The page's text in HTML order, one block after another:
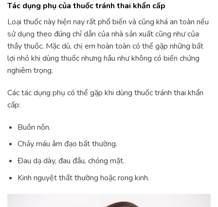
Tác dụng phụ của thuốc tránh thai khẩn cấp
Loại thuốc này hiện nay rất phổ biến và cũng khá an toàn nếu
sử dụng theo đúng chỉ dẫn của nhà sản xuất cũng như của
thầy thuốc. Mặc dù, chị em hoàn toàn có thể gặp những bất
lợi nhỏ khi dùng thuốc nhưng hầu như không có biến chứng
nghiêm trọng.
Các tác dụng phụ có thể gặp khi dùng thuốc tránh thai khẩn
cấp:
Buồn nôn.
Chảy máu âm đạo bất thường.
Đau dạ dày, đau đầu, chóng mặt.
Kinh nguyệt thất thường hoặc rong kinh.